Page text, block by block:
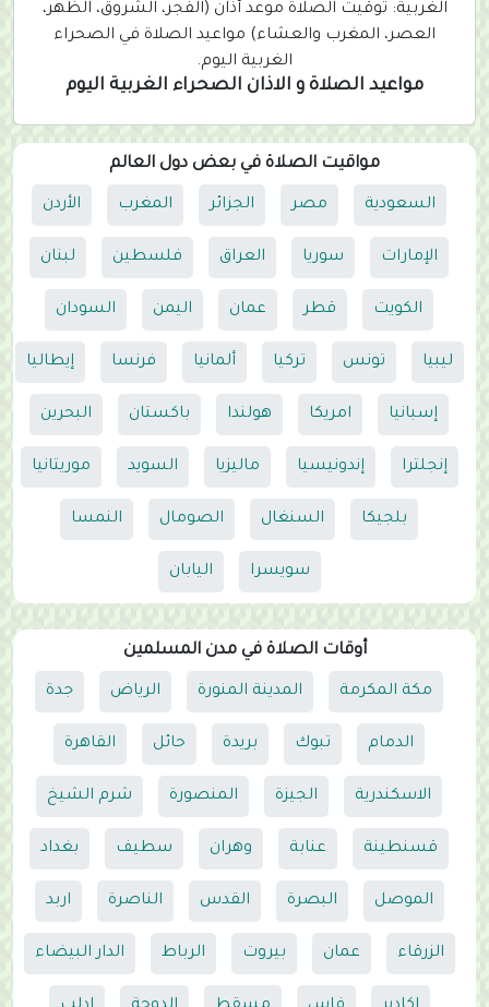
الغربية: توقيت الصلاة موعد أذان (الفجر، الشروق، الظهر،
العصر، المغرب والعشاء) مواعيد الصلاة في الصحراء
الغربية اليوم.
مواعيد الصلاة و الاذان الصحراء الغربية اليوم
مواقيت الصلاة في بعض دول العالم
السعودية مصر الجزائر المغرب الأردن
الإمارات سوريا العراق فلسطين لبنان
الكويت قطر عمان اليمن السودان
ليبيا تونس تركيا ألمانيا فرنسا إيطاليا
إسبانيا امريكا هولندا باكستان البحرين
إنجلترا إندونيسيا ماليزيا السويد موريتانيا
بلجيكا السنغال الصومال النمسا
سويسرا اليابان
أوقات الصلاة في مدن المسلمين
مكة المكرمة المدينة المنورة الرياض جدة
الدمام تبوك بريدة حائل القاهرة
الاسكندرية الجيزة المنصورة شرم الشيخ
قسنطينة عنابة وهران سطيف بغداد
الموصل البصرة القدس الناصرة اربد
الزرقاء عمان بيروت الرباط الدار البيضاء